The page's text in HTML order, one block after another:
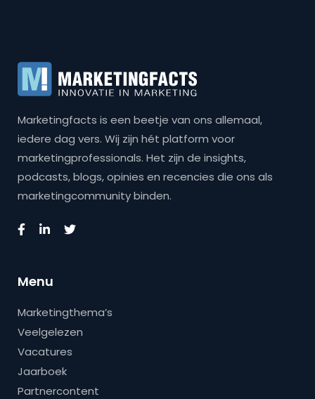
Marketingfacts is een beetje van ons allemaal,
iedere dag vers. Wij zijn hét platform voor
marketingprofessionals. Het zijn de insights,
podcasts, blogs, opinies en recencies die ons als
marketingcommunity binden.
Menu
Marketingthema’s
Veelgelezen
Vacatures
Jaarboek
Partnercontent